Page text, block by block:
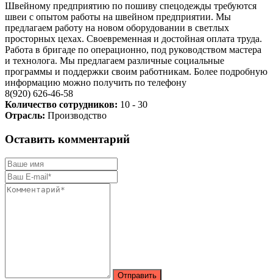
Швейному предприятию по пошиву спецодежды требуются
швеи с опытом работы на швейном предприятии. Мы
предлагаем работу на новом оборудовании в светлых
просторных цехах. Своевременная и достойная оплата труда.
Работа в бригаде по операционно, под руководством мастера
и технолога. Мы предлагаем различные социальные
программы и поддержки своим работникам. Более подробную
информацию можно получить по телефону
8(920) 626-46-58
Количество сотрудников: 10 - 30
Отрасль: Производство
Оставить комментарий